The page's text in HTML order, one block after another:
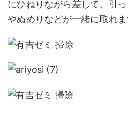
にひねりながら差して、引
やぬめりなどが一緒に取れま